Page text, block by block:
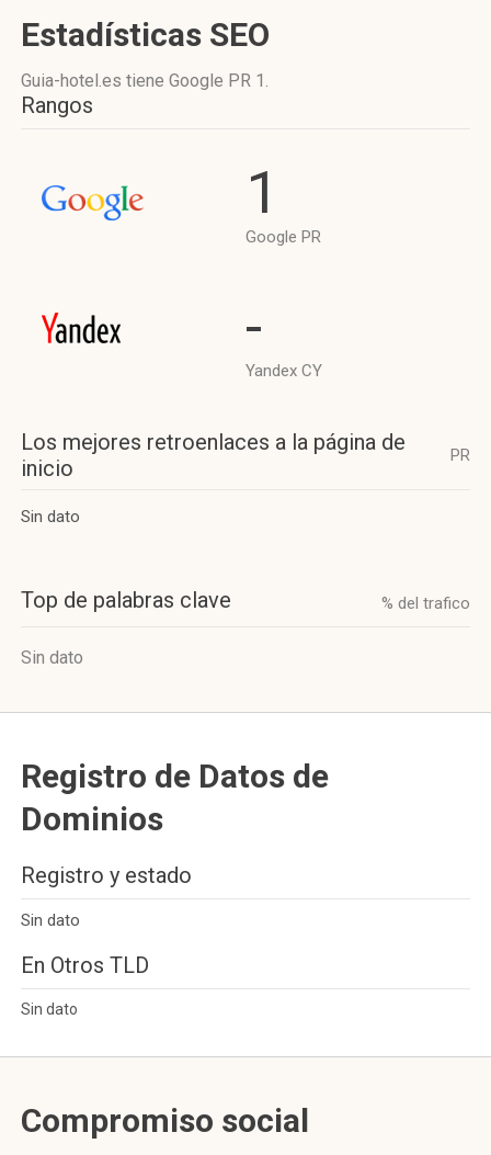
Estadísticas SEO
Guia-hotel.es tiene Google PR 1.
Rangos
1
Google PR
-
Yandex CY
Los mejores retroenlaces a la página de
inicio
PR
Sin dato
Top de palabras clave % del trafico
Sin dato
Registro de Datos de
Dominios
Registro y estado
Sin dato
En Otros TLD
Sin dato
Compromiso social